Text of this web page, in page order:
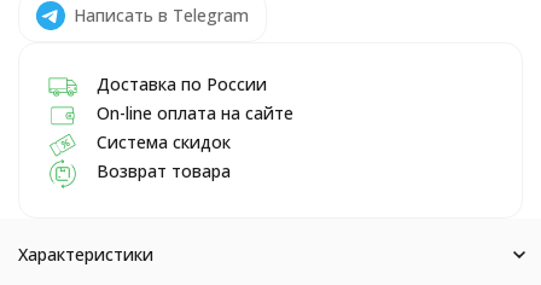
Написать в Telegram
Доставка по России
On-line оплата на сайте
Система скидок
Возврат товара
Характеристики